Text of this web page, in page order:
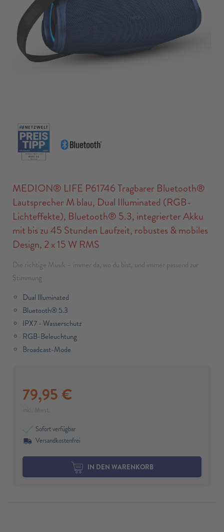
MEDION® LIFE P61746 Tragbarer Bluetooth®
Lautsprecher M blau, Dual Illuminated (RGB-
Lichteffekte), Bluetooth® 5.3, integrierter Akku
mit bis zu 45 Stunden Laufzeit, robustes & mobiles
Design, 2 x 15 W RMS
Die richtige Musik – immer da, wo du bist, und immer passend zur
Stimmung
Dual Illuminated
Bluetooth® 5.3
IPX7 - Wasserschutz
RGB-Beleuchtung
Broadcast-Mode
79,95 €
inkl. Mwst.
Sofort verfügbar
Versandkostenfrei
IN DEN WARENKORB